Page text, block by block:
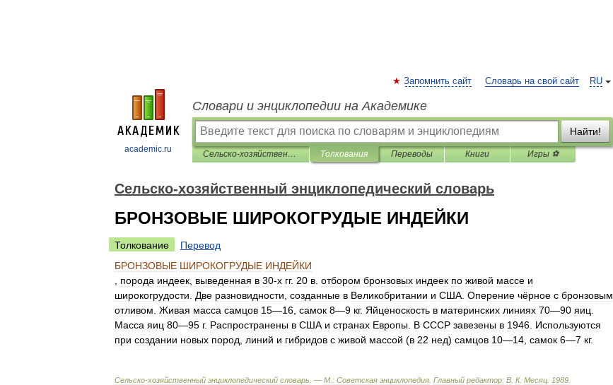
academic.ru
RU
Запомнить сайт Словарь на свой сайт
Словари и энциклопедии на Академике
Найти!
Сельско-хозяйственный энциклопедический словарь Толкования Переводы Книги Игры ⚽
Сельско-хозяйственный энциклопедический словарь
БРОНЗОВЫЕ ШИРОКОГРУДЫЕ ИНДЕЙКИ
Толкование
Перевод
БРОНЗОВЫЕ ШИРОКОГРУДЫЕ ИНДЕЙКИ
порода индеек выведенная в 30-х гг. 20 в отбором бронзовых индеек по живой массе и
широкогрудости
Две разновидности созданные в Великобритании и США Оперение чёрное с бронзовым
отливом Живая масса самцов 15—16 самок 8—9 кг. Яйценоскость в материнских линиях 70—90 яиц
Масса яиц 80—95 г. Распространены в США и странах Европы В СССР завезены в 1946 Используются
при создании новых пород линий и гибридов с живой массой (в 22 нед) самцов 10—14 самок 6—7 кг.
Сельско-хозяйственный энциклопедический словарь . — М : Советская энциклопедия Главный редактор: В К. Месяц 1989